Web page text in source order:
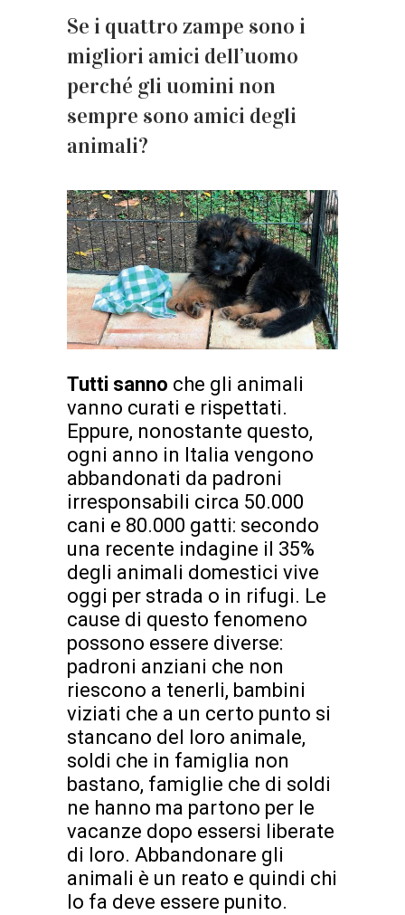
Se i quattro zampe sono i
migliori amici dell’uomo
perché gli uomini non
sempre sono amici degli
animali?
Tutti sanno che gli animali
vanno curati e rispettati.
Eppure, nonostante questo,
ogni anno in Italia vengono
abbandonati da padroni
irresponsabili circa 50.000
cani e 80.000 gatti: secondo
una recente indagine il 35%
degli animali domestici vive
oggi per strada o in rifugi. Le
cause di questo fenomeno
possono essere diverse:
padroni anziani che non
riescono a tenerli, bambini
viziati che a un certo punto si
stancano del loro animale,
soldi che in famiglia non
bastano, famiglie che di soldi
ne hanno ma partono per le
vacanze dopo essersi liberate
di loro. Abbandonare gli
animali è un reato e quindi chi
lo fa deve essere punito.